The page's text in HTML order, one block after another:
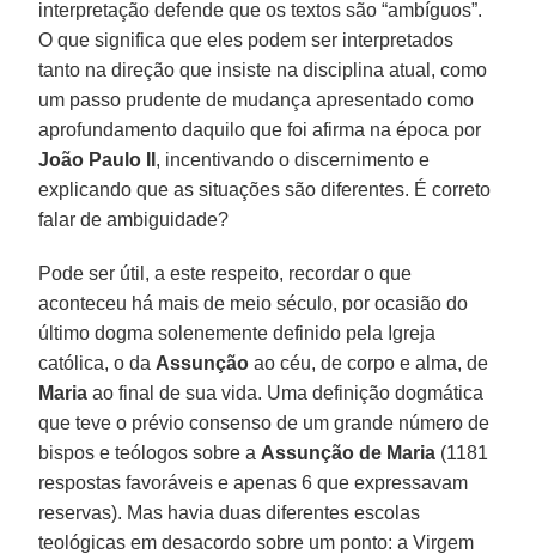
interpretação defende que os textos são “ambíguos”.
O que significa que eles podem ser interpretados
tanto na direção que insiste na disciplina atual, como
um passo prudente de mudança apresentado como
aprofundamento daquilo que foi afirma na época por
João Paulo II , incentivando o discernimento e
explicando que as situações são diferentes. É correto
falar de ambiguidade?
Pode ser útil, a este respeito, recordar o que
aconteceu há mais de meio século, por ocasião do
último dogma solenemente definido pela Igreja
católica, o da Assunção ao céu, de corpo e alma, de
Maria ao final de sua vida. Uma definição dogmática
que teve o prévio consenso de um grande número de
bispos e teólogos sobre a Assunção de Maria (1181
respostas favoráveis e apenas 6 que expressavam
reservas). Mas havia duas diferentes escolas
teológicas em desacordo sobre um ponto: a Virgem